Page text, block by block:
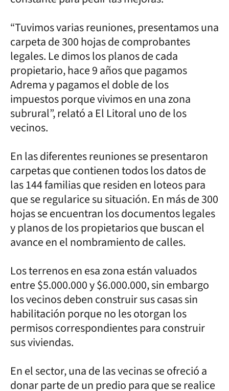
“Tuvimos varias reuniones, presentamos una
carpeta de 300 hojas de comprobantes
legales. Le dimos los planos de cada
propietario, hace 9 años que pagamos
Adrema y pagamos el doble de los
impuestos porque vivimos en una zona
subrural”, relató a El Litoral uno de los
vecinos.
En las diferentes reuniones se presentaron
carpetas que contienen todos los datos de
las 144 familias que residen en loteos para
que se regularice su situación. En más de 300
hojas se encuentran los documentos legales
y planos de los propietarios que buscan el
avance en el nombramiento de calles.
Los terrenos en esa zona están valuados
entre $5.000.000 y $6.000.000, sin embargo
los vecinos deben construir sus casas sin
habilitación porque no les otorgan los
permisos correspondientes para construir
sus viviendas.
En el sector, una de las vecinas se ofreció a
donar parte de un predio para que se realice